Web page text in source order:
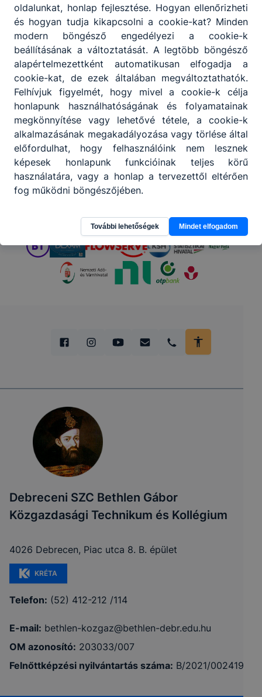
Megosztás
Partnereink
Debreceni SZC Bethlen Gábor
Közgazdasági Technikum és Kollégium
4026 Debrecen, Piac utca 8. B. épület
KRÉTA
Telefon: (52) 412-212 /114
E-mail: bethlen-kozgaz@bethlen-debr.edu.hu
OM azonosító: 203033/007
Felnőttképzési nyilvántartás száma: B/2021/002419
oldalunkat, honlap fejlesztése. Hogyan ellenőrizheti
és hogyan tudja kikapcsolni a cookie-kat? Minden
modern böngésző engedélyezi a cookie-k
beállításának a változtatását. A legtöbb böngésző
alapértelmezettként automatikusan elfogadja a
cookie-kat, de ezek általában megváltoztathatók.
Felhívjuk figyelmét, hogy mivel a cookie-k célja
honlapunk használhatóságának és folyamatainak
megkönnyítése vagy lehetővé tétele, a cookie-k
alkalmazásának megakadályozása vagy törlése által
előfordulhat, hogy felhasználóink nem lesznek
képesek honlapunk funkcióinak teljes körű
használatára, vagy a honlap a tervezettől eltérően
fog működni böngészőjében.
További lehetőségek Mindet elfogadom